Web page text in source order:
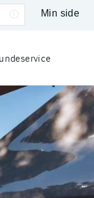
Min side